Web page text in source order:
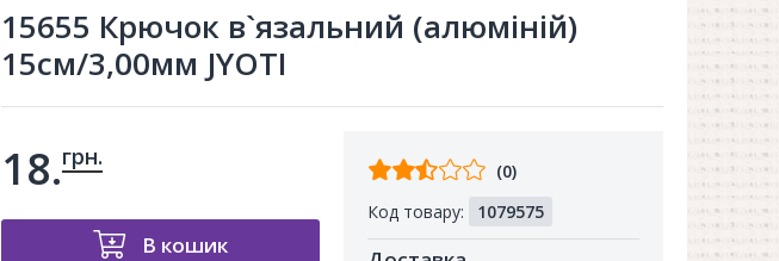
15655 Крючок в`язальний (алюміній)
15см/3,00мм JYOTI
18.грн.
В кошик
Відгуків
покупців
(0)
Код товару:
1079575